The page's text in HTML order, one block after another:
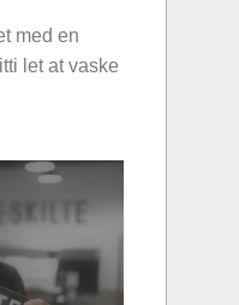
med en
let at vaske